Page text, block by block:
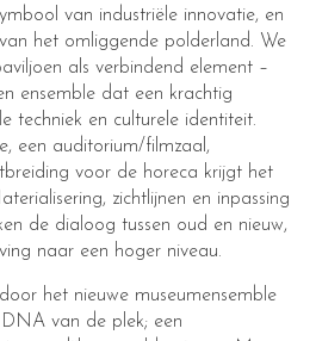
van industriële innovatie, en
het omliggende polderland. We
als verbindend element –
ensemble dat een krachtig
techniek en culturele identiteit.
een auditorium/filmzaal,
voor de horeca krijgt het
zichtlijnen en inpassing
de dialoog tussen oud en nieuw,
naar een hoger niveau.
het nieuwe museumensemble
van de plek; een